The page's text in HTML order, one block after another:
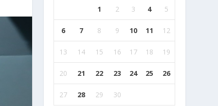
1 2 3 4 5
6 7 8 9 10 11 12
13 14 15 16 17 18 19
20 21 22 23 24 25 26
27 28 29
30